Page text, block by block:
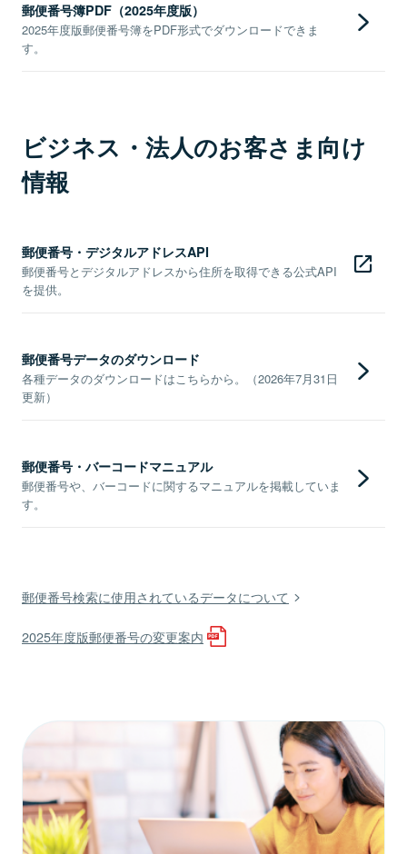
郵便番号簿PDF（2025年度版）
2025年度版郵便番号簿をPDF形式でダウンロードできま
す。
ビジネス・法人のお客さま向け
情報
郵便番号・デジタルアドレスAPI
郵便番号とデジタルアドレスから住所を取得できる公式API
を提供。
郵便番号データのダウンロード
各種データのダウンロードはこちらから。（2026年7月31日
更新）
郵便番号・バーコードマニュアル
郵便番号や、バーコードに関するマニュアルを掲載していま
す。
郵便番号検索に使用されているデータについて
2025年度版郵便番号の変更案内